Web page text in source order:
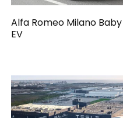
Alfa Romeo Milano Baby
EV